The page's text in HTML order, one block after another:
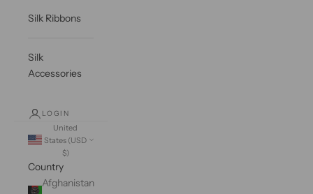
Silk Ribbons
Silk
Accessories
LOGIN
United
States (USD
$)
Country
Afghanistan